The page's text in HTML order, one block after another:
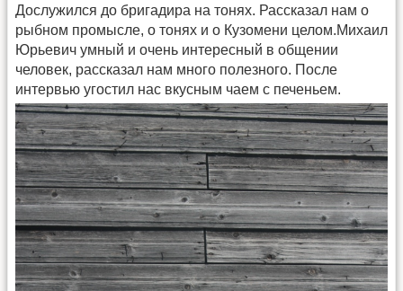
Дослужился до бригадира на тонях. Рассказал нам о
рыбном промысле, о тонях и о Кузомени целом.Михаил
Юрьевич умный и очень интересный в общении
человек, рассказал нам много полезного. После
интервью угостил нас вкусным чаем с печеньем.